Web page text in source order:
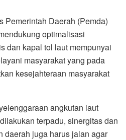
Pemerintah Daerah (Pemda)
optimalisasi
dan kapal tol laut mempunyai
masyarakat yang pada
kesejahteraan masyarakat
angkutan laut
terpadu, sinergitas dan
daerah juga harus jalan agar